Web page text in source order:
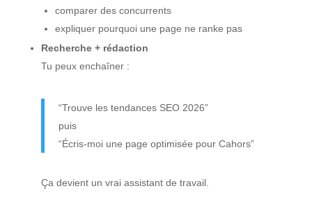
comparer des concurrents
expliquer pourquoi une page ne ranke pas
Recherche + rédaction
Tu peux enchaîner :
“Trouve les tendances SEO 2026”
puis
“Écris-moi une page optimisée pour Cahors”
Ça devient un vrai assistant de travail.